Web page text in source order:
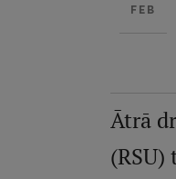
FEB
Ātrā